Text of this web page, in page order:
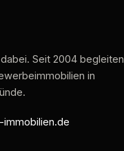
. Seit 2004 begleiten
in
immobilien.de